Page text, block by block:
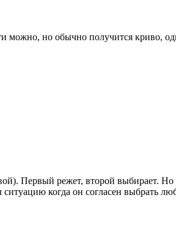
можно, но обычно получится криво,
Первый режет, второй выбирает. Но
когда он согласен выбрать